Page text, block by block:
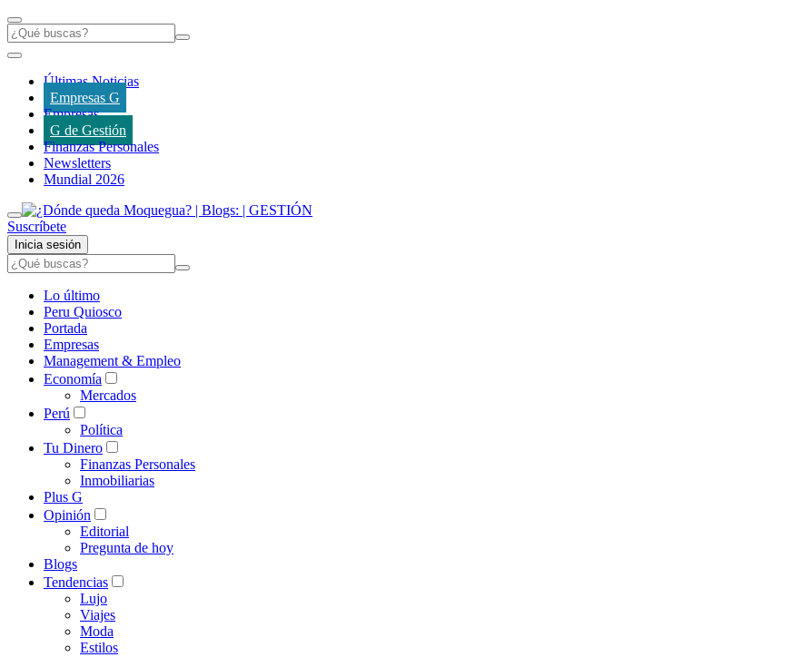
Últimas Noticias
Empresas G
Empresas
G de Gestión
Finanzas Personales
Newsletters
Mundial 2026
Suscríbete
Inicia sesión
Lo último
Peru Quiosco
Portada
Empresas
Management & Empleo
Economía
Mercados
Perú
Política
Tu Dinero
Finanzas Personales
Inmobiliarias
Plus G
Opinión
Editorial
Pregunta de hoy
Blogs
Tendencias
Lujo
Viajes
Moda
Estilos